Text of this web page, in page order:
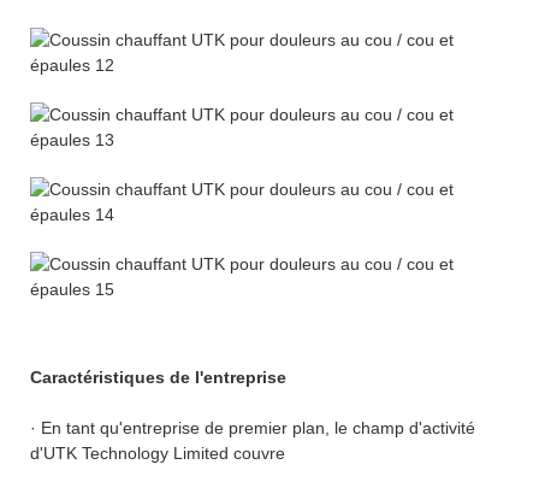
Caractéristiques de l'entreprise
· En tant qu'entreprise de premier plan, le champ d'activité
d'UTK Technology Limited couvre